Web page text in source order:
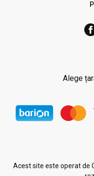
Alege
Acest site este operat de